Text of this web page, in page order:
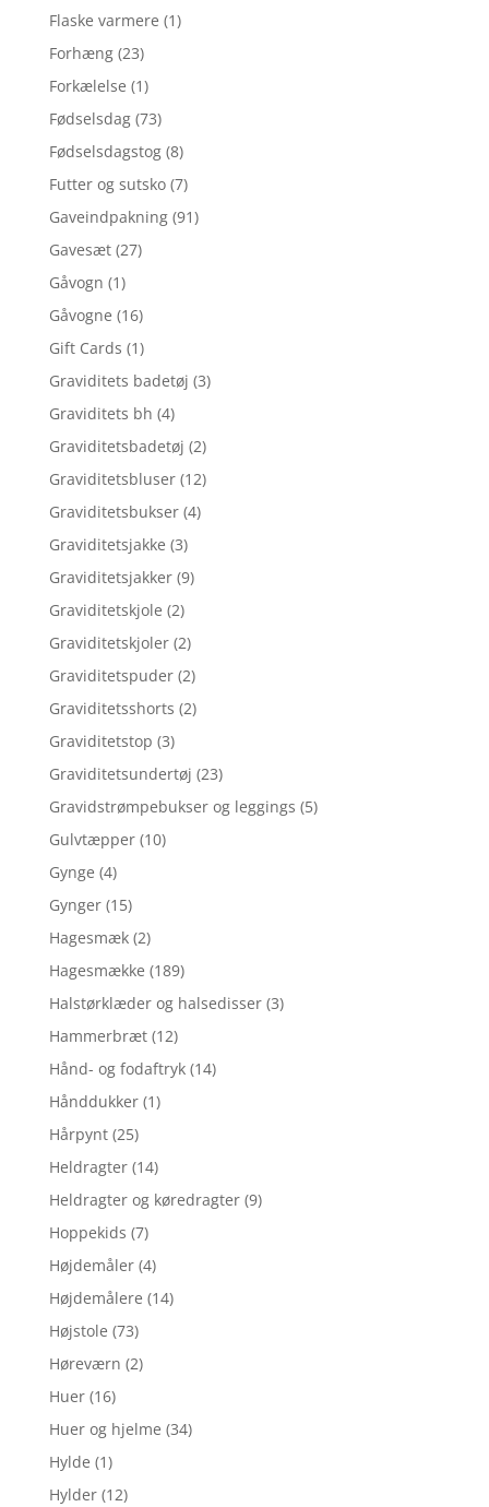
Flaske varmere (1)
Forhæng (23)
Forkælelse (1)
Fødselsdag (73)
Fødselsdagstog (8)
Futter og sutsko (7)
Gaveindpakning (91)
Gavesæt (27)
Gåvogn (1)
Gåvogne (16)
Gift Cards (1)
Graviditets badetøj (3)
Graviditets bh (4)
Graviditetsbadetøj (2)
Graviditetsbluser (12)
Graviditetsbukser (4)
Graviditetsjakke (3)
Graviditetsjakker (9)
Graviditetskjole (2)
Graviditetskjoler (2)
Graviditetspuder (2)
Graviditetsshorts (2)
Graviditetstop (3)
Graviditetsundertøj (23)
Gravidstrømpebukser og leggings (5)
Gulvtæpper (10)
Gynge (4)
Gynger (15)
Hagesmæk (2)
Hagesmække (189)
Halstørklæder og halsedisser (3)
Hammerbræt (12)
Hånd- og fodaftryk (14)
Hånddukker (1)
Hårpynt (25)
Heldragter (14)
Heldragter og køredragter (9)
Hoppekids (7)
Højdemåler (4)
Højdemålere (14)
Højstole (73)
Høreværn (2)
Huer (16)
Huer og hjelme (34)
Hylde (1)
Hylder (12)